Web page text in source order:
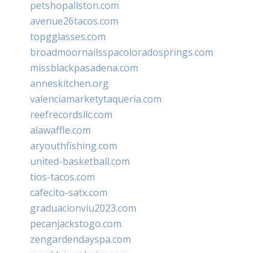
petshopallston.com
avenue26tacos.com
topgglasses.com
broadmoornailsspacoloradosprings.com
missblackpasadena.com
anneskitchen.org
valenciamarketytaqueria.com
reefrecordsllc.com
alawaffle.com
aryouthfishing.com
united-basketball.com
tios-tacos.com
cafecito-satx.com
graduacionviu2023.com
pecanjackstogo.com
zengardendayspa.com